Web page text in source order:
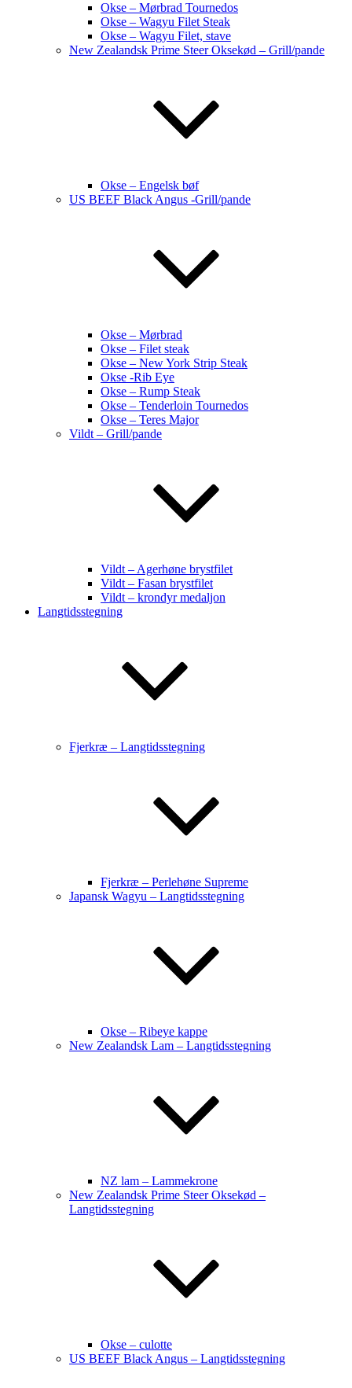
Okse – Mørbrad Tournedos
Okse – Wagyu Filet Steak
Okse – Wagyu Filet, stave
New Zealandsk Prime Steer Oksekød – Grill/pande
Okse – Engelsk bøf
US BEEF Black Angus -Grill/pande
Okse – Mørbrad
Okse – Filet steak
Okse – New York Strip Steak
Okse -Rib Eye
Okse – Rump Steak
Okse – Tenderloin Tournedos
Okse – Teres Major
Vildt – Grill/pande
Vildt – Agerhøne brystfilet
Vildt – Fasan brystfilet
Vildt – krondyr medaljon
Langtidsstegning
Fjerkræ – Langtidsstegning
Fjerkræ – Perlehøne Supreme
Japansk Wagyu – Langtidsstegning
Okse – Ribeye kappe
New Zealandsk Lam – Langtidsstegning
NZ lam – Lammekrone
New Zealandsk Prime Steer Oksekød –
Langtidsstegning
Okse – culotte
US BEEF Black Angus – Langtidsstegning